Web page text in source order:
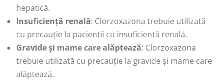
hepatică.
Insuficiență renală: Clorzoxazona trebuie utilizată
cu precauție la pacienții cu insuficiență renală.
Gravide și mame care alăptează: Clorzoxazona
trebuie utilizată cu precauție la gravide și mame care
alăptează.